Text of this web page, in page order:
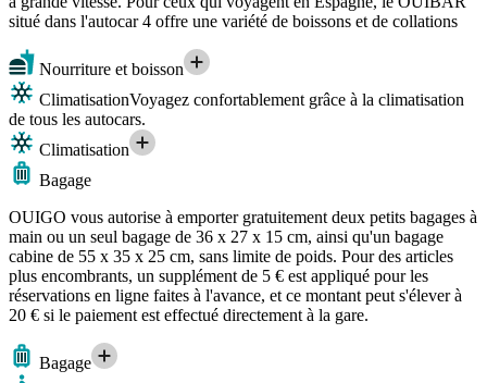
situé dans l'autocar 4 offre une variété de boissons et de collations
Nourriture et boisson
ClimatisationVoyagez confortablement grâce à la climatisation
de tous les autocars.
Climatisation
Bagage
OUIGO vous autorise à emporter gratuitement deux petits bagages à
main ou un seul bagage de 36 x 27 x 15 cm, ainsi qu'un bagage
cabine de 55 x 35 x 25 cm, sans limite de poids. Pour des articles
plus encombrants, un supplément de 5 € est appliqué pour les
réservations en ligne faites à l'avance, et ce montant peut s'élever à
20 € si le paiement est effectué directement à la gare.
Bagage